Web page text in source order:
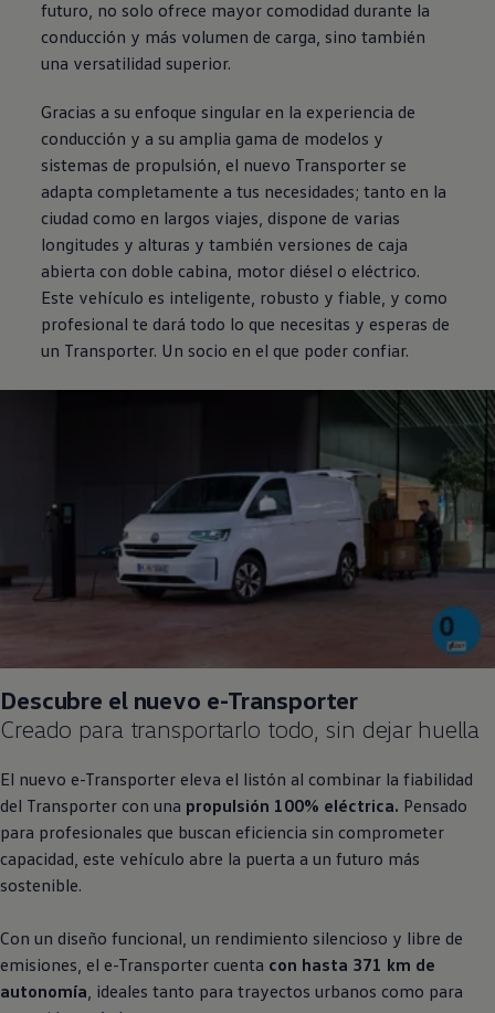
futuro, no solo ofrece mayor comodidad durante la
conducción y más volumen de carga, sino también
una versatilidad superior.
Gracias a su enfoque singular en la experiencia de
conducción y a su amplia gama de modelos y
sistemas de propulsión, el nuevo Transporter se
adapta completamente a tus necesidades; tanto en la
ciudad como en largos viajes, dispone de varias
longitudes y alturas y también versiones de caja
abierta con doble cabina, motor diésel o eléctrico.
Este vehículo es inteligente, robusto y fiable, y como
profesional te dará todo lo que necesitas y esperas de
un Transporter. Un socio en el que poder confiar.
Descubre el nuevo e-Transporter
Creado para transportarlo todo, sin dejar huella
El nuevo e-Transporter eleva el listón al combinar la fiabilidad
del Transporter con una propulsión 100% eléctrica. Pensado
para profesionales que buscan eficiencia sin comprometer
capacidad, este vehículo abre la puerta a un futuro más
sostenible.
Con un diseño funcional, un rendimiento silencioso y libre de
emisiones, el e-Transporter cuenta con hasta 371 km de
autonomía, ideales tanto para trayectos urbanos como para